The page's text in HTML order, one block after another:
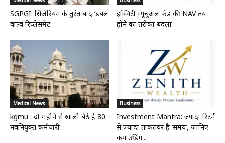
SGPGI: सिजेरियन के तुरंत बाद ‘डबल
वाल्व रिप्लेसमेंट’
इक्विटी म्यूचुअल फंड की NAV तय
होने का तरीका बदला
Medical News
kgmu : दो महीने से खाली बैठे है 80
नवनियुक्त कर्मचारी
Business
Investment Mantra: ज्यादा रिटर्न
से ज्यादा ताकतवर है ‘समय’, जानिए
कंपाउंडिंग...